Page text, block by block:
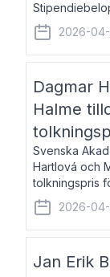
född 1978, är
numera i
2026-
Dagmar
Halme
Svenska
Hartlová och
tolkningspris
kronor var.
2026-
Jan Erik